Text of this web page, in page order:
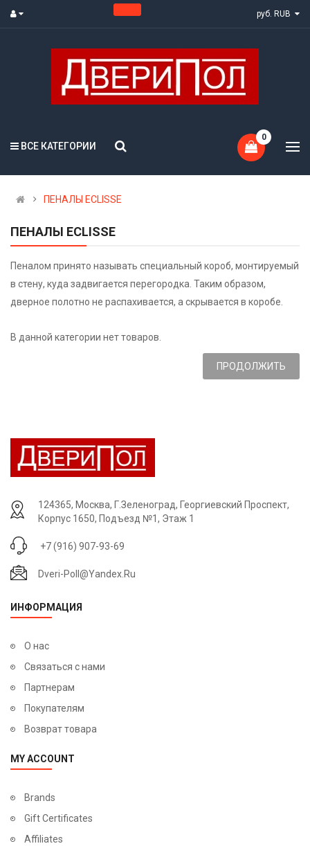
ВСЕ КАТЕГОРИИ
0
ПЕНАЛЫ ECLISSE
ПЕНАЛЫ ECLISSE
Пеналом принято называть специальный короб, монтируемый
в стену, куда задвигается перегородка. Таким образом,
дверное полотно не распахивается, а скрывается в коробе.
В данной категории нет товаров.
ПРОДОЛЖИТЬ
124365, Москва, Г.Зеленоград, Георгиевский Проспект,
Корпус 1650, Подъезд №1, Этаж 1
+7 (916) 907-93-69
Dveri-Poll@yandex.ru
ИНФОРМАЦИЯ
О нас
Связаться с нами
Партнерам
Покупателям
Возврат товара
MY ACCOUNT
Brands
Gift Certificates
Affiliates